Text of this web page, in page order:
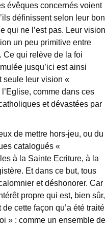
évêques concernés voient
définissent selon leur bon
qui ne l’est pas. Leur vision
un peu primitive entre
Ce qui relève de la foi
jusqu’ici est ainsi
seule leur vision «
comme dans ces
et dévastées par
de mettre hors-jeu, ou du
catalogués «
à la Sainte Ecriture, à la
Et dans ce but, tous
et déshonorer. Car
propre qui est, bien sûr,
cette façon qu’a été traité
» : comme un ensemble de